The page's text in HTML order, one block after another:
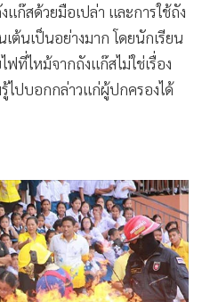
ก๊สด้วยมือเปล่า และการใช้ถัง
ต้นเป็นอย่างมาก โดยนักเรียน
ฟที่ไหม้จากถังแก๊สไม่ใช่เรื่อง
ไปบอกกล่าวแก่ผู้ปกครองได้